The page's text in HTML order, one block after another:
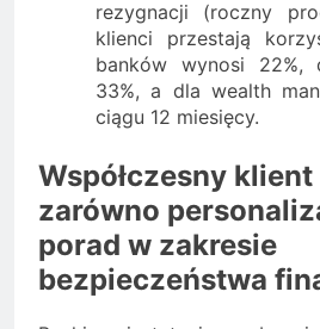
rezygnacji (roczny
klienci przestają
banków wynosi 22%,
33%, a dla wealth
ciągu 12 miesięcy.
Współczesny
zarówno
porad w zakresie
bezpieczeństwa